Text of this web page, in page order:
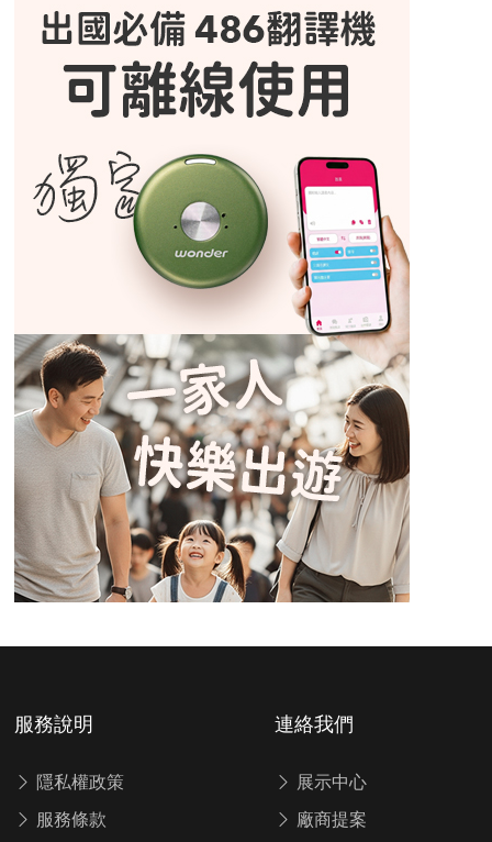
服務說明
隱私權政策
服務條款
連絡我們
展示中心
廠商提案